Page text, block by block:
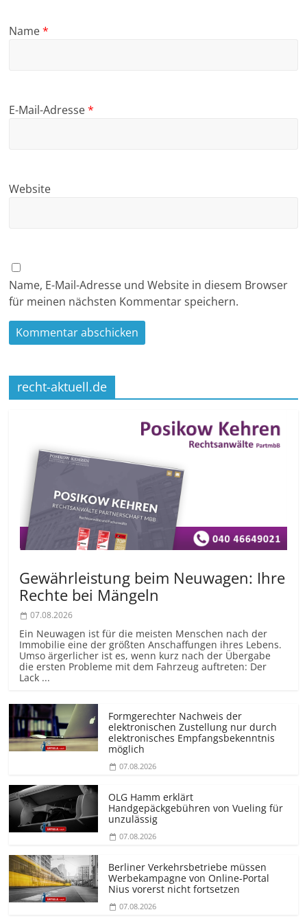
Name*
E-Mail-Adresse*
Website
Name, E-Mail-Adresse und Website in diesem Browser
für meinen nächsten Kommentar speichern.
recht-aktuell.de
Gewährleistung beim Neuwagen: Ihre
Rechte bei Mängeln
07.08.2026
Ein Neuwagen ist für die meisten Menschen nach der
Immobilie eine der größten Anschaffungen ihres Lebens.
Umso ärgerlicher ist es, wenn kurz nach der Übergabe
die ersten Probleme mit dem Fahrzeug auftreten: Der
Lack ...
Formgerechter Nachweis der
elektronischen Zustellung nur durch
elektronisches Empfangsbekenntnis
möglich
07.08.2026
OLG Hamm erklärt
Handgepäckgebühren von Vueling für
unzulässig
07.08.2026
Berliner Verkehrsbetriebe müssen
Werbekampagne von Online-Portal
Nius vorerst nicht fortsetzen
07.08.2026